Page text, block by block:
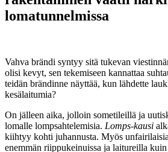
lomatunnelmissa
Vahva brändi syntyy sitä tukevan
olisi kevyt, sen tekemiseen kannattaa
teidän brändinne näyttää, kun lähdette
kesälaitumia?
On jälleen aika, jolloin sometileillä ja
lomalle lompsahtelemisia. Lomps-kausi
kiihtyy kohti juhannusta. Myös
enemmän riippukeinuissa ja laitureilla kuin